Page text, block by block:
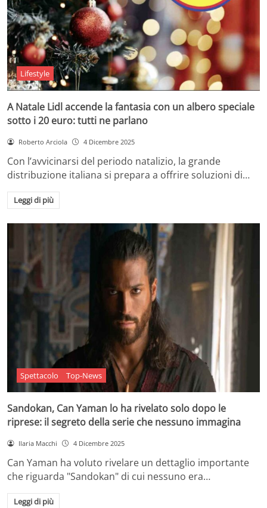
Lifestyle
A Natale Lidl accende la fantasia con un albero speciale
sotto i 20 euro: tutti ne parlano
Roberto Arciola 4 Dicembre 2025
Con l’avvicinarsi del periodo natalizio, la grande
distribuzione italiana si prepara a offrire soluzioni di…
Leggi di più
Spettacolo Top-News
Sandokan, Can Yaman lo ha rivelato solo dopo le
riprese: il segreto della serie che nessuno immagina
Ilaria Macchi 4 Dicembre 2025
Can Yaman ha voluto rivelare un dettaglio importante
che riguarda "Sandokan" di cui nessuno era…
Leggi di più